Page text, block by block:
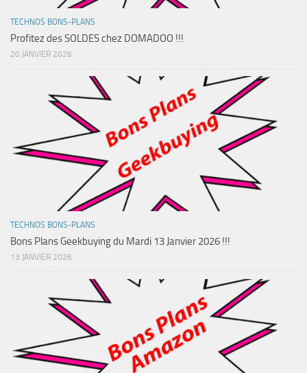
TECHNOS BONS-PLANS
Profitez des SOLDES chez DOMADOO !!!
20 JANVIER 2026
TECHNOS BONS-PLANS
Bons Plans Geekbuying du Mardi 13 Janvier 2026 !!!
13 JANVIER 2026